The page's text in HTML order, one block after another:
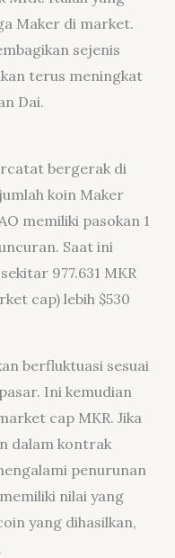
Maker di market.
sejenis
terus meningkat
Dai.
bergerak di
koin Maker
memiliki pasokan 1
Saat ini
977.631 MKR
cap) lebih $530
berfluktuasi sesuai
Ini kemudian
cap MKR. Jika
dalam kontrak
penurunan
nilai yang
yang dihasilkan,